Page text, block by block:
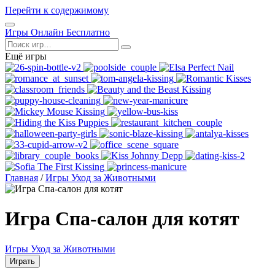
Перейти к содержимому
Открыть
меню
Игры Онлайн Бесплатно
Поиск
Ещё игры
Главная / Игры Уход за Животными
Игра Спа-салон для котят
Игры Уход за Животными
Играть